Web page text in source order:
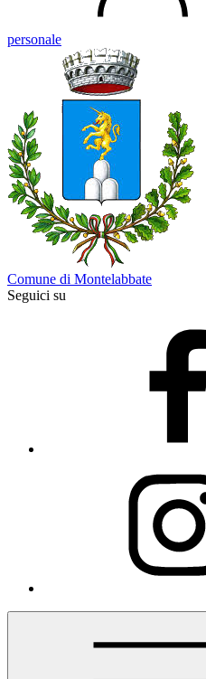
personale
Comune di Montelabbate
Seguici su